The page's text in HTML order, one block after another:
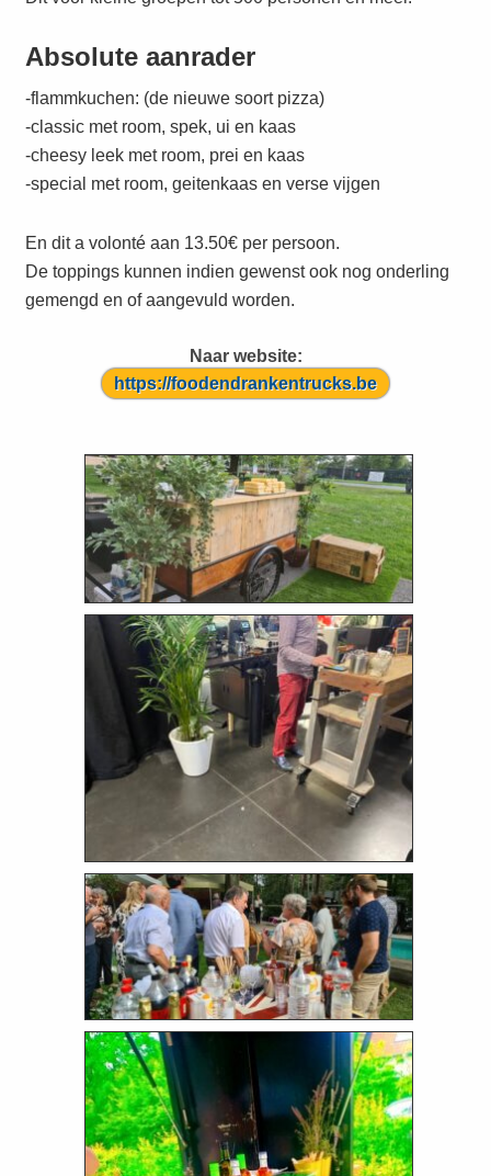
Absolute aanrader
-flammkuchen: (de nieuwe soort pizza)
-classic met room, spek, ui en kaas
-cheesy leek met room, prei en kaas
-special met room, geitenkaas en verse vijgen
En dit a volonté aan 13.50€ per persoon.
De toppings kunnen indien gewenst ook nog onderling
gemengd en of aangevuld worden.
Naar website:
https://foodendrankentrucks.be